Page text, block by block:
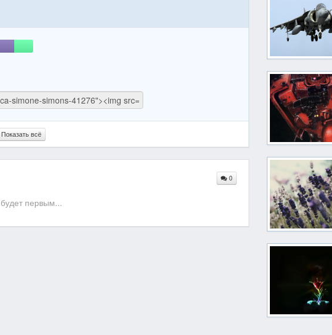
Показать всё
0
первым...